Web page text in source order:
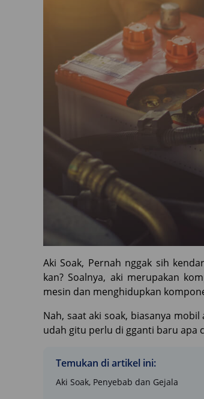
Aki Soak, Pernah nggak sih
kan? Soalnya, aki merupakan
mesin dan menghidupkan
Nah, saat aki soak, biasanya
udah gitu perlu di gganti baru apa
Temukan di artikel ini:
Aki Soak, Penyebab dan Gejala